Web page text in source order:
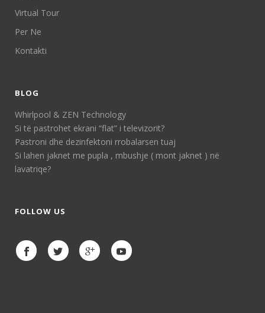
Virtual Tour
Per Ne
Kontakti
BLOG
Whirlpool & ZEN Technology
Si të pastrohet ekrani “flat” i televizorit?
Pastroni dhe dezinfektoni rrobalarsen tuaj
Si lahen jaknet me pupla , mbushje ( mont jaknet ) në
lavatriqe?
FOLLOW US